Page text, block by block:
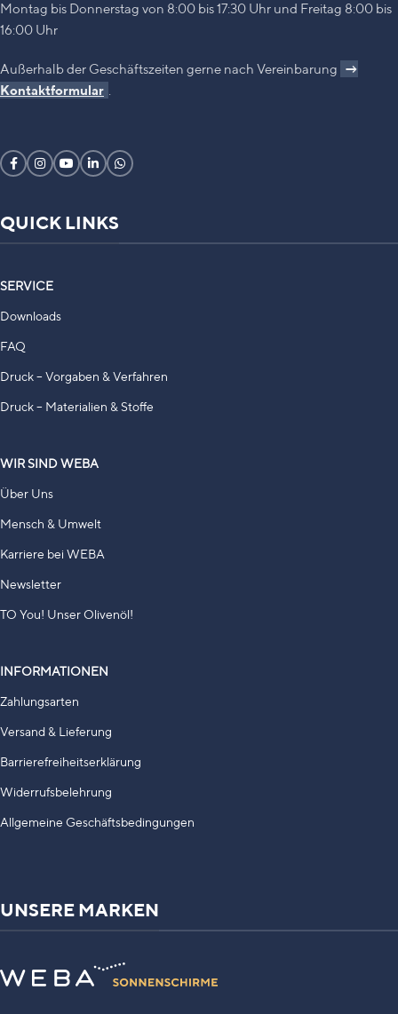
Montag bis Donnerstag von 8:00 bis 17:30 Uhr und Freitag 8:00 bis
16:00 Uhr
Außerhalb der Geschäftszeiten gerne nach Vereinbarung →
Kontaktformular
QUICK LINKS
SERVICE
Downloads
FAQ
Druck – Vorgaben & Verfahren
Druck – Materialien & Stoffe
WIR SIND WEBA
Über Uns
Mensch & Umwelt
Karriere bei WEBA
Newsletter
TO You! Unser Olivenöl!
INFORMATIONEN
Zahlungsarten
Versand & Lieferung
Barrierefreiheitserklärung
Widerrufsbelehrung
Allgemeine Geschäftsbedingungen
UNSERE MARKEN